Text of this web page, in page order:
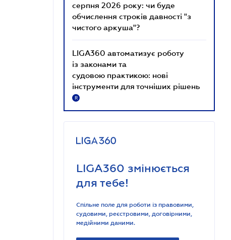
серпня 2026 року: чи буде
обчислення строків давності "з
чистого аркуша"?
LIGA360 автоматизує роботу
із законами та
судовою практикою: нові
інструменти для точніших рішень
R
LIGA360 змінюється
для тебе!
Спільне поле для роботи із правовими,
судовими, реєстровими, договірними,
медійними даними.